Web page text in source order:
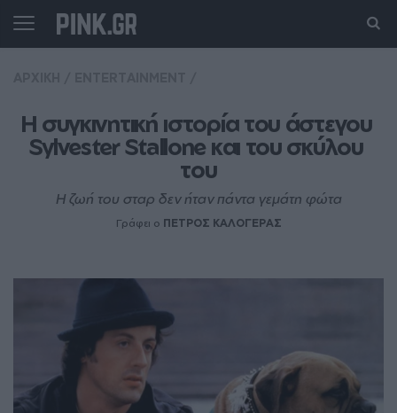
Η συγκινητική ιστορία του άστεγου
Sylvester Stallone και του σκύλου
του
Η ζωή του σταρ δεν ήταν πάντα γεμάτη φώτα
Γράφει ο ΠΕΤΡΟΣ ΚΑΛΟΓΕΡΑΣ